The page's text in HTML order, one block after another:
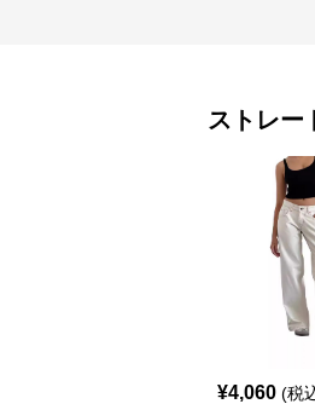
ストレー
¥4,060 (税